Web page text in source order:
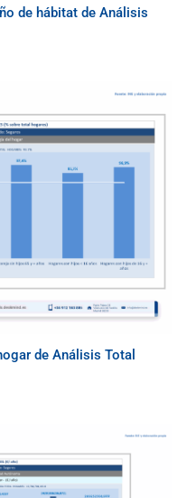
de hábitat de Análisis
de Análisis Total